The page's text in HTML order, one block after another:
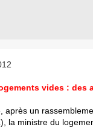
vides : des
après un
la ministre du